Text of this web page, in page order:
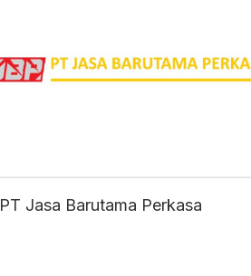
PT Jasa Barutama Perkasa